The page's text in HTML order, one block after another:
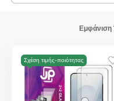
Εμφάνιση
Σχέση τιμής-ποιότητας